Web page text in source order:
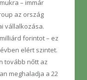
– immár
az ország
vállalkozása.
forintot – ez
elért szintet.
tovább nőtt az
meghaladja a 22